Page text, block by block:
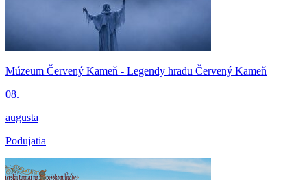
Múzeum Červený Kameň - Legendy hradu Červený Kameň
08.
augusta
Podujatia